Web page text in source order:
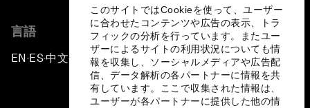
このサイトではCookieを使って、ユーザー
に合わせたコンテンツや広告の表示、トラ
フィックの分析を行っています。またユー
ザーによるサイトの利用状況についても情
報を収集し、ソーシャルメディアや広告配
信、データ解析の各パートナーに情報を共
有しています。ここで収集された情報は、
ユーザーが各パートナーに提供した他の情
言語
EN ▪ES▪中文▪ 日本語